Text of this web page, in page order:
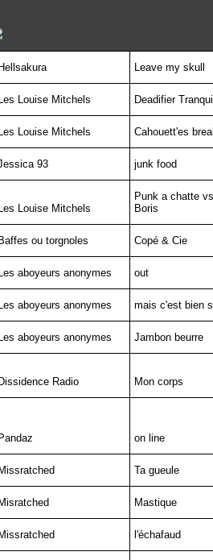
Hellsakura Leave my skull
Les Louise Mitchels Deadifier
Les Louise Mitchels Cahouett'es
93 junk food
Les Louise Mitchels
Punk a chatte
Boris
Baffes ou torgnoles Copé & Cie
Les aboyeurs anonymes out
Les aboyeurs anonymes mais c'est bien
Les aboyeurs anonymes Jambon beurre
Dissidence Radio Mon corps
Pandaz on line
Missratched Ta gueule
Misratched Mastique
Missratched l'échafaud